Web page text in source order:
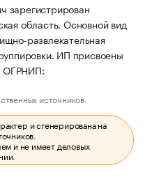
зарегистрирован
область. Основной вид
развлекательная
ИП присвоены
ОГРНИП:
источников.
и сгенерирована на
и не имеет деловых